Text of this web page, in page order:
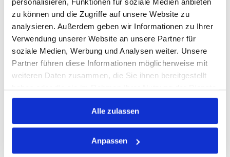
zu können und die Zugriffe auf unsere Website zu
analysieren. Außerdem geben wir Informationen zu Ihrer
Verwendung unserer Website an unsere Partner für
soziale Medien, Werbung und Analysen weiter. Unsere
Partner führen diese Informationen möglicherweise mit
weiteren Daten zusammen, die Sie ihnen bereitgestellt
gesammelt haben.
Alle zulassen
Anpassen
Nicht auf Lager
Print
PRODUKTBESCHREIBUNG